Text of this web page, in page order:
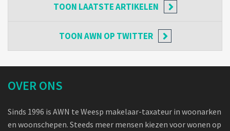
TOON LAATSTE ARTIKELEN
TOONAWN OP TWITTER
OVER ONS
Sinds 1996 is AWN te Weesp makelaar-taxateur in woonarken
en woonschepen. Steeds meer mensen kiezen voor wonen op